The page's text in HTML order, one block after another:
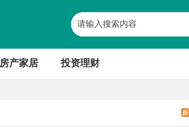
房产家居 投资理财